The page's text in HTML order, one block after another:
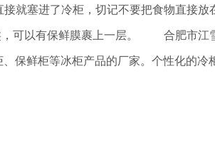
塞进了冷柜，切记不要把食物直接放
，可以有保鲜膜裹上一层。 合肥市江
保鲜柜等冰柜产品的厂家。个性化的